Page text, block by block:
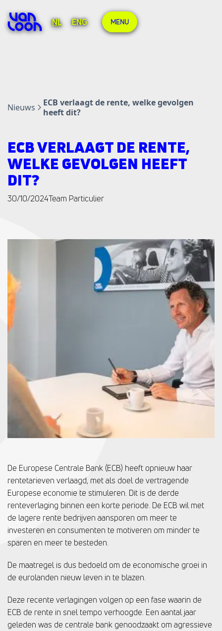
NL ENG MENU
Nieuws
ECB verlaagt de rente, welke gevolgen
heeft dit?
ECB VERLAAGT DE RENTE,
WELKE GEVOLGEN HEEFT
DIT?
30/10/2024Team Particulier
De Europese Centrale Bank (ECB) heeft opnieuw haar
rentetarieven verlaagd, met als doel de vertragende
Europese economie te stimuleren. Dit is de derde
renteverlaging binnen een korte periode. De ECB wil met
de lagere rente bedrijven aansporen om meer te
investeren en consumenten te motiveren om minder te
sparen en meer te besteden.
De maatregel is dus bedoeld om de economische groei in
de eurolanden nieuw leven in te blazen.
Deze recente verlagingen volgen op een fase waarin de
ECB de rente in snel tempo verhoogde. Een aantal jaar
geleden was de centrale bank genoodzaakt om agressieve